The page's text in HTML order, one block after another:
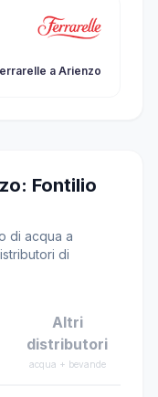
a Arienzo
Fontilio
di acqua a
di
Altri
distributori
acqua + bevande